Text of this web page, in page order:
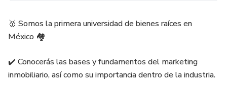
🥇 Somos la primera universidad de bienes raíces en
México 🏘️
✔️ Conocerás las bases y fundamentos del marketing
inmobiliario, así como su importancia dentro de la industria.